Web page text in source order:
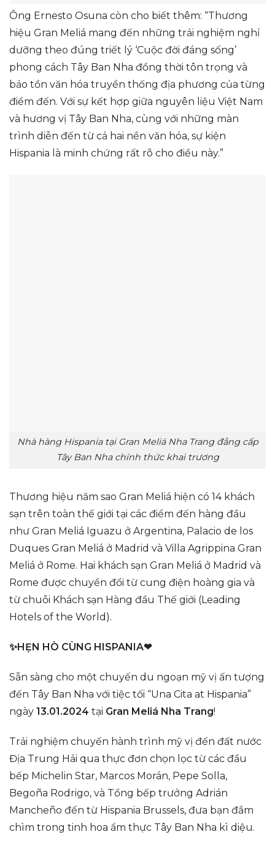
Ông Ernesto Osuna còn cho biết thêm: “Thương
hiệu Gran Meliá mang đến những trải nghiệm nghỉ
dưỡng theo đúng triết lý ‘Cuộc đời đáng sống’
phong cách Tây Ban Nha đồng thời tôn trọng và
bảo tồn văn hóa truyền thống địa phương của từng
điểm đến. Với sự kết hợp giữa nguyên liệu Việt Nam
và hương vị Tây Ban Nha, cùng với những màn
trình diễn đến từ cả hai nền văn hóa, sự kiện
Hispania là minh chứng rất rõ cho điều này.”
Nhà hàng Hispania tại Gran Meliá Nha Trang đẳng cấp
Tây Ban Nha chính thức khai trương
Thương hiệu năm sao Gran Meliá hiện có 14 khách
sạn trên toàn thế giới tại các điểm đến hàng đầu
như Gran Meliá Iguazu ở Argentina, Palacio de los
Duques Gran Meliá ở Madrid và Villa Agrippina Gran
Meliá ở Rome. Hai khách sạn Gran Meliá ở Madrid và
Rome được chuyển đổi từ cung điện hoàng gia và
từ chuỗi Khách sạn Hàng đầu Thế giới (Leading
Hotels of the World).
✨HẸN HÒ CÙNG HISPANIA❤
Sẵn sàng cho một chuyến du ngoạn mỹ vị ấn tượng
đến Tây Ban Nha với tiệc tối “Una Cita at Hispania”
ngày 13.01.2024 tại Gran Meliá Nha Trang!
Trải nghiệm chuyến hành trình mỹ vị đến đất nước
Địa Trung Hải qua thực đơn chọn lọc từ các đầu
bếp Michelin Star, Marcos Morán, Pepe Solla,
Begoña Rodrigo, và Tổng bếp trưởng Adrián
Mancheño đến từ Hispania Brussels, đưa bạn đắm
chìm trong tinh hoa ẩm thực Tây Ban Nha kì diệu.